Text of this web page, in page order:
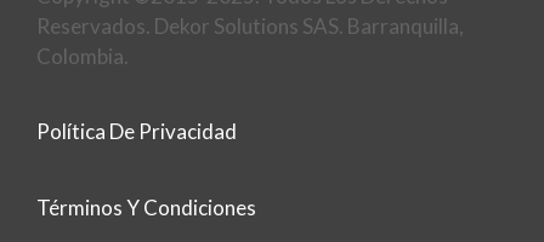
Reservados. Dekor Solutions SAS. Barranquilla,
Colombia.
Política De Privacidad
Términos Y Condiciones